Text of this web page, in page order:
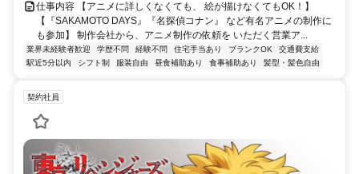
仕事内容 【アニメに詳しくなくても、 絵が描けなくてもOK！】
【『SAKAMOTO DAYS』『名探偵コナン』 など有名アニメの制作に
も参加】 制作会社から、アニメ制作の依頼を いただく営業ア...
業界未経験者歓迎 学歴不問 経験不問 住宅手当あり ブランクOK
交通費支給
駅近5分以内
シフト制 服装自由 昼食補助あり 食事補助あり 髪型・髪色自由
契約社員